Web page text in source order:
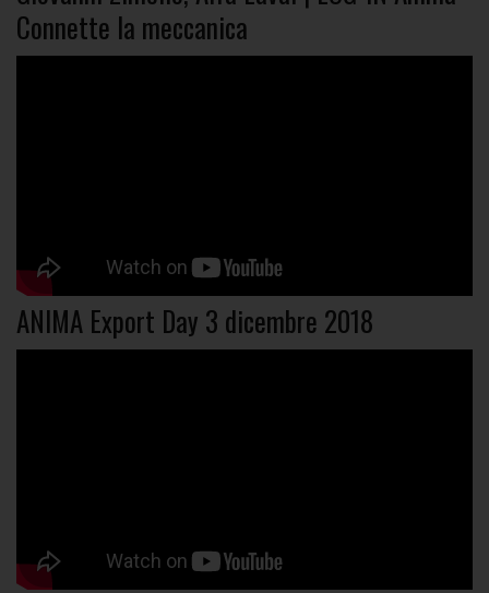
Connette la meccanica
ANIMA Export Day 3 dicembre 2018